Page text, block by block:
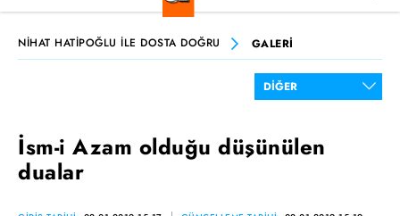
NİHAT HATİPOĞLU İLE DOSTA DOĞRU GALERİ
İsm-i Azam olduğu düşünülen
dualar